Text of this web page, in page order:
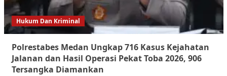
Hukum Dan Kriminal
Polrestabes Medan Ungkap 716 Kasus Kejahatan
Jalanan dan Hasil Operasi Pekat Toba 2026, 906
Tersangka Diamankan